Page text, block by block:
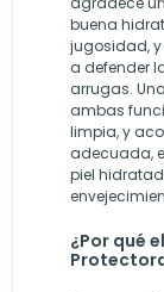
buena
jugosidad,
a defender
arrugas.
ambas
limpia, y
adecuada,
piel
¿Por qué